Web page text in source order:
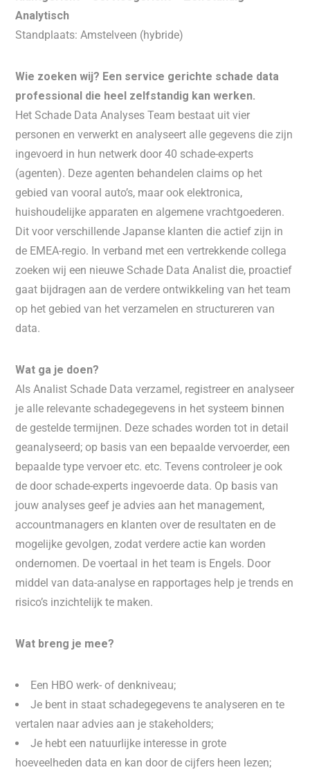
Analytisch
Standplaats: Amstelveen (hybride)
Wie zoeken wij? Een service gerichte schade data
professional die heel zelfstandig kan werken.
Het Schade Data Analyses Team bestaat uit vier
personen en verwerkt en analyseert alle gegevens die zijn
ingevoerd in hun netwerk door 40 schade-experts
(agenten). Deze agenten behandelen claims op het
gebied van vooral auto’s, maar ook elektronica,
huishoudelijke apparaten en algemene vrachtgoederen.
Dit voor verschillende Japanse klanten die actief zijn in
de EMEA-regio. In verband met een vertrekkende collega
zoeken wij een nieuwe Schade Data Analist die, proactief
gaat bijdragen aan de verdere ontwikkeling van het team
op het gebied van het verzamelen en structureren van
data.
Wat ga je doen?
Als Analist Schade Data verzamel, registreer en analyseer
je alle relevante schadegegevens in het systeem binnen
de gestelde termijnen. Deze schades worden tot in detail
geanalyseerd; op basis van een bepaalde vervoerder, een
bepaalde type vervoer etc. etc. Tevens controleer je ook
de door schade-experts ingevoerde data. Op basis van
jouw analyses geef je advies aan het management,
accountmanagers en klanten over de resultaten en de
mogelijke gevolgen, zodat verdere actie kan worden
ondernomen. De voertaal in het team is Engels. Door
middel van data-analyse en rapportages help je trends en
risico’s inzichtelijk te maken.
Wat breng je mee?
Een HBO werk- of denkniveau;
Je bent in staat schadegegevens te analyseren en te
vertalen naar advies aan je stakeholders;
Je hebt een natuurlijke interesse in grote
hoeveelheden data en kan door de cijfers heen lezen;